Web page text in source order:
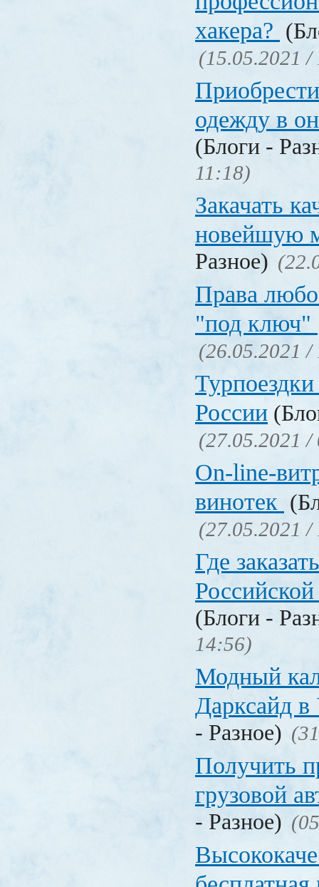
хакера?
(15.05.2021 /
одежду в
(Блоги -
11:18)
Закачать
новейшую
Разное)
Права
"под ключ"
(26.05.2021 /
России
(27.05.2021 /
On-line-
винотек
(27.05.2021 /
Где
(Блоги -
14:56)
Модный
Дарксайд в
- Разное)
Получить
грузовой
- Разное)